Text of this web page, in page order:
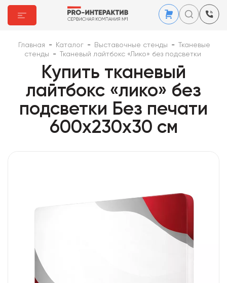
Главная - Каталог - Выставочные стенды -
Тканевые
стенды
- Тканевый лайтбокс «Лико» без подсветки
Купить тканевый
лайтбокс «лико» без
подсветки Без печати
600x230x30 см